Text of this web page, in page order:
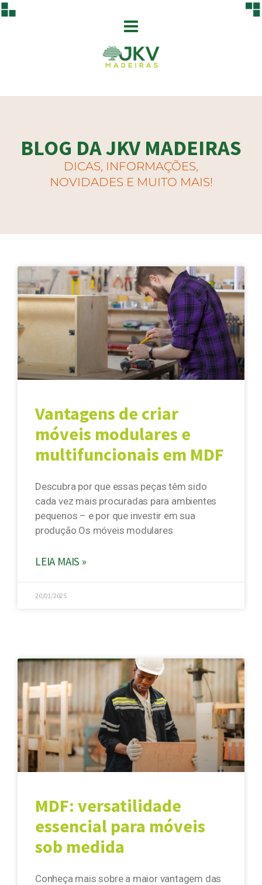
BLOG DA JKV MADEIRAS
DICAS, INFORMAÇÕES,
NOVIDADES E MUITO MAIS!
Vantagens de criar
móveis modulares e
multifuncionais em MDF
Descubra por que essas peças têm sido
cada vez mais procuradas para ambientes
pequenos – e por que investir em sua
produção Os móveis modulares
LEIA MAIS »
20/01/2025
MDF: versatilidade
essencial para móveis
sob medida
Conheça mais sobre a maior vantagem das